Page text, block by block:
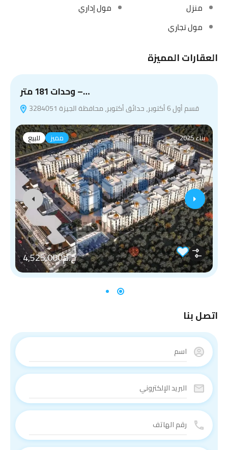
منزل
مول إداري
مول تجاري
العقارات المميزة
وحدات 181 متر –…
قسم أول 6 أكتوبر، حدائق أكتوبر، محافظة الجيزة 3284051
للبيع مميز بناء 2025
ج.م4,525,000
اتصل بنا